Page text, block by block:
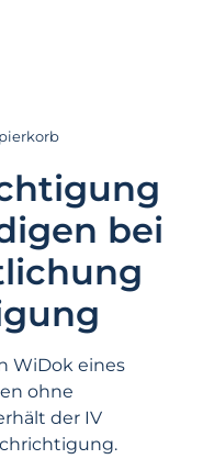
bei
WiDok eines
ohne
der IV